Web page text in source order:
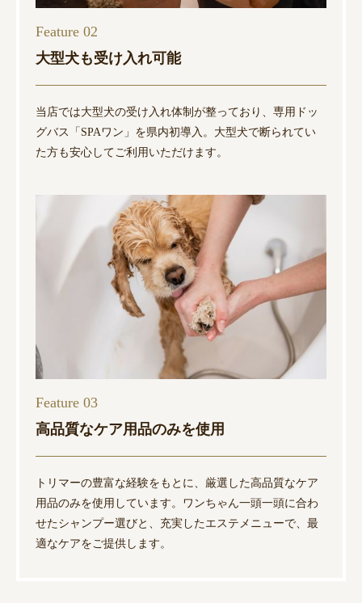
Feature 02
大型犬も受け入れ可能
当店では大型犬の受け入れ体制が整っており、専用ドッ
グバス「SPAワン」を県内初導入。大型犬で断られてい
た方も安心してご利用いただけます。
Feature 03
高品質なケア用品のみを使用
トリマーの豊富な経験をもとに、厳選した高品質なケア
用品のみを使用しています。ワンちゃん一頭一頭に合わ
せたシャンプー選びと、充実したエステメニューで、最
適なケアをご提供します。